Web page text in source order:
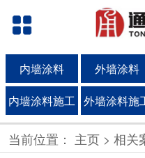
内墙涂料 外墙涂料
内墙涂料施工 外墙涂料施
当前位置： 主页> 相关